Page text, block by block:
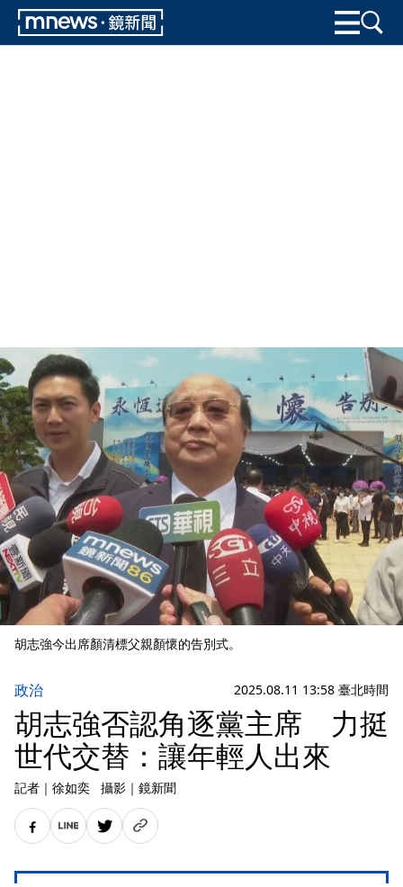
胡志強今出席顏清標父親顏懷的告別式。
政治 2025.08.11 13:58 臺北時間
胡志強否認角逐黨主席 力挺
世代交替：讓年輕人出來
記者 ｜ 徐如奕 攝影 ｜ 鏡新聞